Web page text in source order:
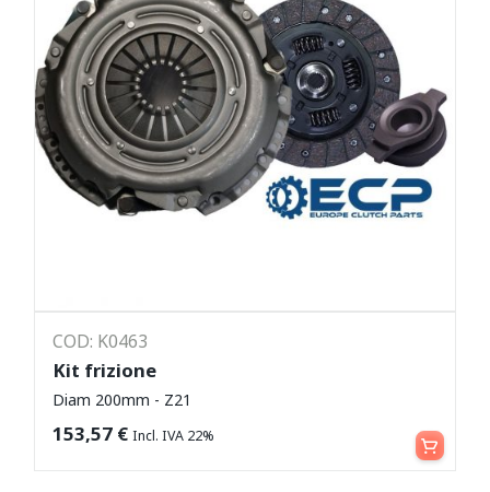
COD: K0463
Kit frizione
Diam 200mm - Z21
153,57 € Incl. IVA 22% Leggi tutto